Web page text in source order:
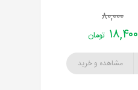
۸۰,۰۰۰
۱۸,۴۰۰ تومان
مشاهده و خرید